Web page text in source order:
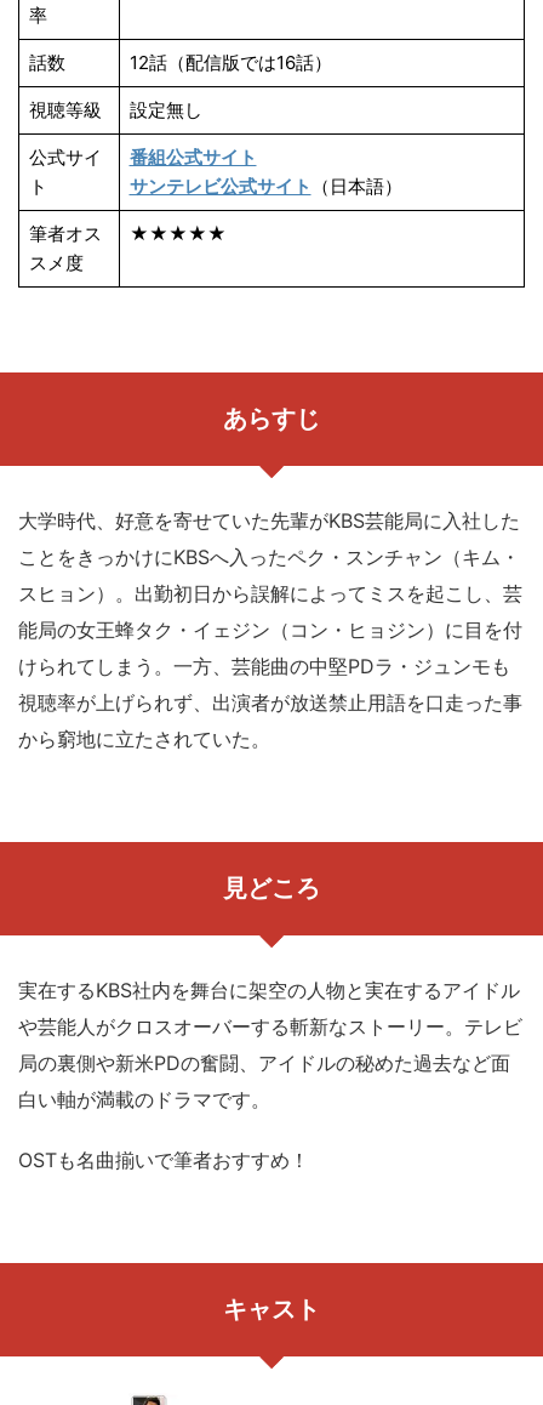
率
話数 12話（配信版では16話）
視聴等級 設定無し
公式サイ
ト
番組公式サイト
サンテレビ公式サイト
（日本語）
筆者オス
スメ度
★★★★★
あらすじ
大学時代、好意を寄せていた先輩がKBS芸能局に入社した
ことをきっかけにKBSへ入ったペク・スンチャン（キム・
スヒョン）。出勤初日から誤解によってミスを起こし、芸
能局の女王蜂タク・イェジン（コン・ヒョジン）に目を付
けられてしまう。一方、芸能曲の中堅PDラ・ジュンモも
視聴率が上げられず、出演者が放送禁止用語を口走った事
から窮地に立たされていた。
見どころ
実在するKBS社内を舞台に架空の人物と実在するアイドル
や芸能人がクロスオーバーする斬新なストーリー。テレビ
局の裏側や新米PDの奮闘、アイドルの秘めた過去など面
白い軸が満載のドラマです。
OSTも名曲揃いで筆者おすすめ！
キャスト